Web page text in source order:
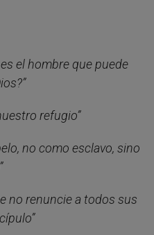
es el hombre que puede
refugio”
no como esclavo, sino
no renuncie a todos sus